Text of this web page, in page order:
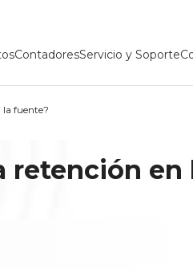
ContadoresServicio y Soporte
la fuente?
retención en